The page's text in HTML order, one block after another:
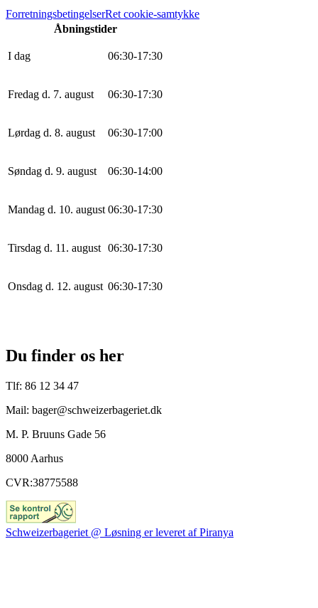
ForretningsbetingelserRet cookie-samtykke
Åbningstider
I dag 06:30-17:30
Fredag d. 7. august 06:30-17:30
Lørdag d. 8. august 06:30-17:00
Søndag d. 9. august 06:30-14:00
Mandag d. 10. august 06:30-17:30
Tirsdag d. 11. august 06:30-17:30
Onsdag d. 12. august 06:30-17:30
Du finder os her
Tlf: 86 12 34 47
Mail: bager@schweizerbageriet.dk
M. P. Bruuns Gade 56
8000 Aarhus
CVR:38775588
Schweizerbageriet @ Løsning er leveret af Piranya